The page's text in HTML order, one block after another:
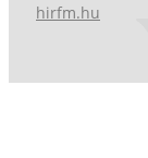
hirfm.hu